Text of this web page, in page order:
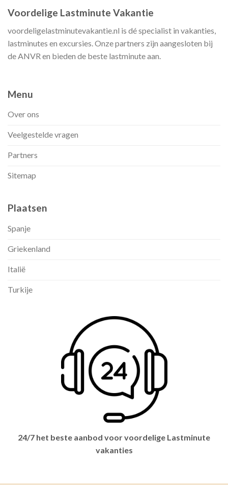
Voordelige Lastminute Vakantie
voordeligelastminutevakantie.nl is dé specialist in vakanties,
lastminutes en excursies. Onze partners zijn aangesloten bij
de ANVR en bieden de beste lastminute aan.
Menu
Over ons
Veelgestelde vragen
Partners
Sitemap
Plaatsen
Spanje
Griekenland
Italië
Turkije
24/7 het beste aanbod voor voordelige Lastminute
vakanties